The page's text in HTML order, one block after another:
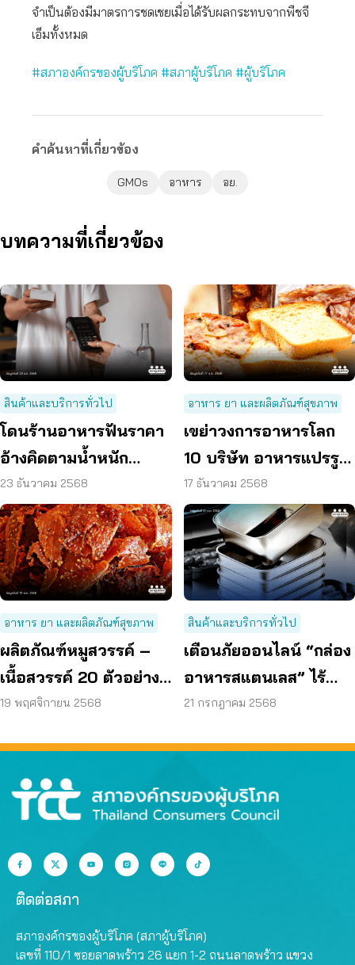
จำเป็นต้องมีมาตรการชดเชยเมื่อได้รับผลกระทบจากพืชจี
เอ็มทั้งหมด
#สภาองค์กรของผู้บริโภค #สภาผู้บริโภค #ผู้บริโภค
คำค้นหาที่เกี่ยวข้อง
GMOs อาหาร อย.
บทความที่เกี่ยวข้อง
สินค้าและบริการทั่วไป
โดนร้านอาหารฟันราคา
อ้างคิดตามน้ำหนัก
ปฏิเสธจ่ายได้
23 ธันวาคม 2568
อาหาร ยา และผลิตภัณฑ์สุขภาพ
เขย่าวงการอาหารโลก
10 บริษัท อาหารแปรรูป
ขั้นสูง โดนฟ้องฐานสร้าง
วิกฤติสุขภาพ
17 ธันวาคม 2568
อาหาร ยา และผลิตภัณฑ์สุขภาพ
ผลิตภัณฑ์หมูสวรรค์ –
เนื้อสวรรค์ 20 ตัวอย่าง
พบวัตถุกันเสีย 80%
19 พฤศจิกายน 2568
สินค้าและบริการทั่วไป
เตือนภัยออนไลน์ “กล่อง
อาหารสแตนเลส” ไร้
มาตรฐาน
21 กรกฎาคม 2568
ติดต่อสภา
สภาองค์กรของผู้บริโภค (สภาผู้บริโภค)
เลขที่ 110/1 ซอยลาดพร้าว 26 แยก 1-2 ถนนลาดพร้าว แขวง